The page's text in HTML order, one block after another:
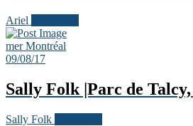
Ariel
mer Montréal
09/08/17
Sally Folk |Parc de
Sally Folk